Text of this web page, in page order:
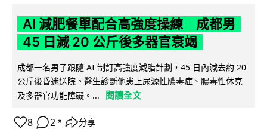
AI 減肥餐單配合高強度操練 成都男
45 日減 20 公斤後多器官衰竭
成都一名男子跟隨 AI 制訂高強度減脂計劃，45 日內減去約 20
公斤後昏迷送院。醫生診斷他患上尿源性膿毒症、膿毒性休克
及多器官功能障礙。...
閱讀全文
8 2 ↗ 分享